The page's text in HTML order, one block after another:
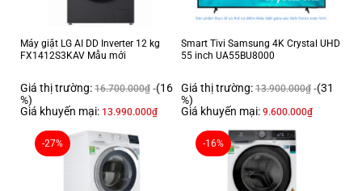
Máy giặt LG AI DD Inverter 12 kg
FX1412S3KAV Mẫu mới
Giá thị trường: 16.700.000₫ (16
%)
Giá khuyến mại: 13.990.000₫
Smart Tivi Samsung 4K Crystal UHD
55 inch UA55BU8000
Giá thị trường: 13.900.000₫ (31
%)
Giá khuyến mại: 9.600.000₫
-27% -16%